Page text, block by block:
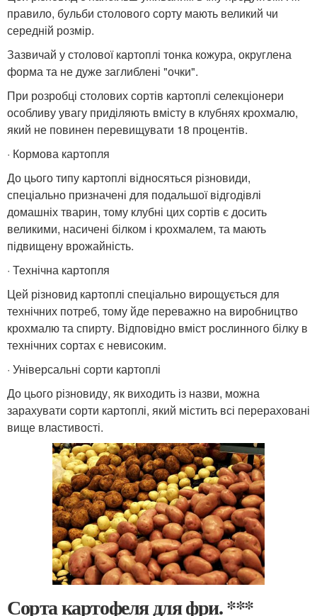
правило, бульби столового сорту мають великий чи
середній розмір.
Зазвичай у столової картоплі тонка кожура, округлена
форма та не дуже заглиблені "очки".
При розробці столових сортів картоплі селекціонери
особливу увагу приділяють вмісту в клубнях крохмалю,
який не повинен перевищувати 18 процентів.
· Кормова картопля
До цього типу картоплі відносяться різновиди,
спеціально призначені для подальшої відгодівлі
домашніх тварин, тому клубні цих сортів є досить
великими, насичені білком і крохмалем, та мають
підвищену врожайність.
· Технічна картопля
Цей різновид картоплі спеціально вирощується для
технічних потреб, тому йде переважно на виробництво
крохмалю та спирту. Відповідно вміст рослинного білку в
технічних сортах є невисоким.
· Універсальні сорти картоплі
До цього різновиду, як виходить із назви, можна
зарахувати сорти картоплі, який містить всі перераховані
вище властивості.
Сорта картофеля для фри. ***